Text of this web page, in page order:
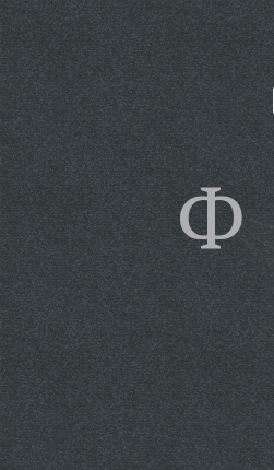
Ф